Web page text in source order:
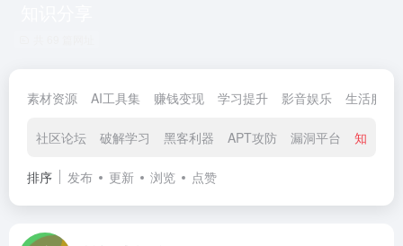
素材资源 AI工具集 赚钱变现 学习提升 影音娱乐 生活服务
社区论坛 破解学习 黑客利器 APT攻防 漏洞平台 知识分
排序 发布 更新 浏览 点赞